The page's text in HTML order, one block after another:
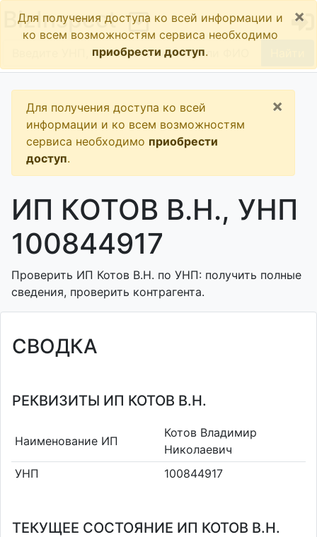
BizInspect
Для получения доступа ко всей информации и
ко всем возможностям сервиса необходимо
приобрести доступ.
×
Для получения доступа ко всей
информации и ко всем возможностям
сервиса необходимо приобрести
доступ.
×
ИП КОТОВ В.Н., УНП
100844917
Проверить ИП Котов В.Н. по УНП: получить полные
сведения, проверить контрагента.
СВОДКА
РЕКВИЗИТЫ ИП КОТОВ В.Н.
Наименование ИП
Котов Владимир
Николаевич
УНП
100844917
ТЕКУЩЕЕ СОСТОЯНИЕ ИП КОТОВ В.Н.